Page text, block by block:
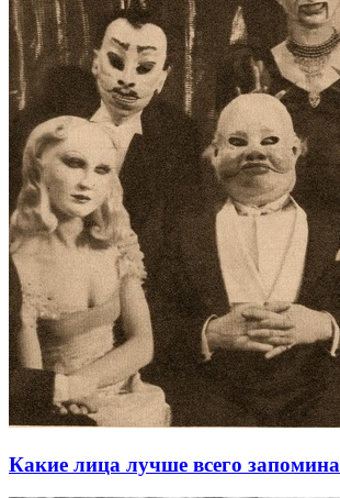
Какие лица лучше всего